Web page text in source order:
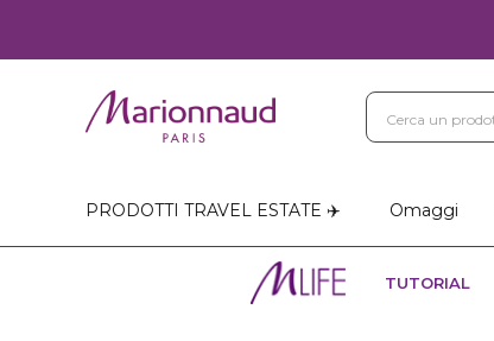
PRODOTTI TRAVEL ESTATE ✈️ Omaggi
TUTORIAL